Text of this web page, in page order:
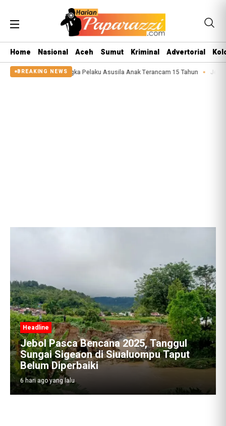
Home Nasional Aceh Sumut Kriminal Advertorial
BREAKING NEWS
CFS Tersangka Pelaku Asusila Anak Terancam 15 Tahun Jebol
Headline
Jebol Pasca Bencana 2025, Tanggul
Sungai Sigeaon di Siualuompu Taput
Belum Diperbaiki
6 hari ago yang lalu